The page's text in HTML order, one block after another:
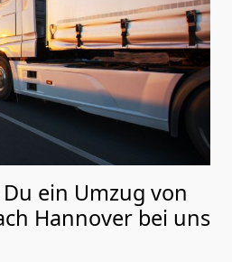
ein Umzug von
Hannover bei uns